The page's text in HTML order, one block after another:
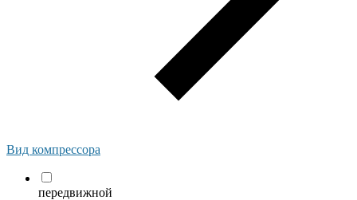
Вид компрессора
передвижной